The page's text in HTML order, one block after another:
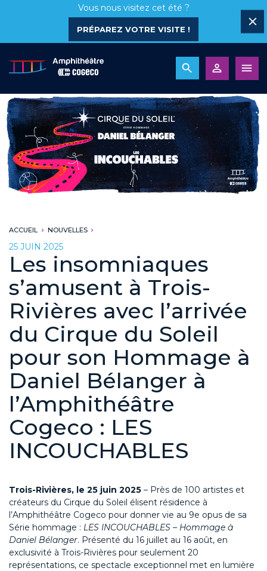
Vous nous visitez cet été ?
PRÉPAREZ VOTRE VISITE !
ACCUEIL NOUVELLES
25 JUIN 2025
Les insomniaques
s’amusent à Trois-
Rivières avec l’arrivée
du Cirque du Soleil
pour son Hommage à
Daniel Bélanger à
l’Amphithéâtre
Cogeco : LES
INCOUCHABLES
Trois-Rivières, le 25 juin 2025 – Près de 100 artistes et
créateurs du Cirque du Soleil élisent résidence à
l’Amphithéâtre Cogeco pour donner vie au 9e opus de sa
Série hommage : LES INCOUCHABLES – Hommage à
Daniel Bélanger. Présenté du 16 juillet au 16 août, en
exclusivité à Trois-Rivières pour seulement 20
représentations, ce spectacle exceptionnel met en lumière